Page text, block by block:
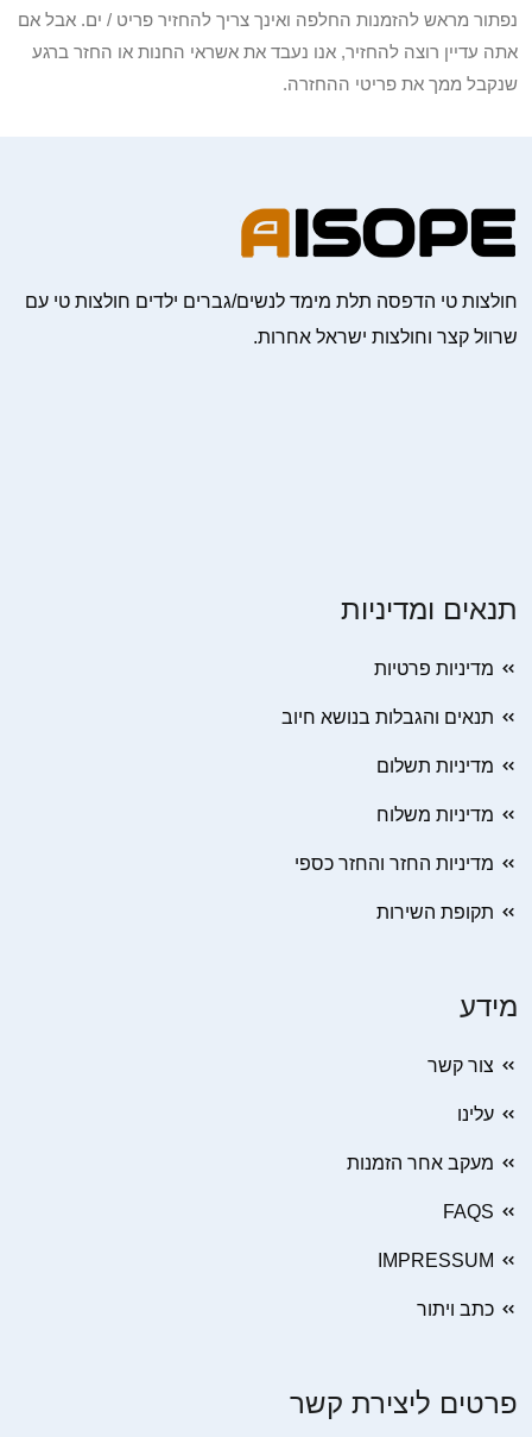
נפתור מראש להזמנות החלפה ואינך צריך להחזיר פריט / ים. אבל אם
אתה עדיין רוצה להחזיר, אנו נעבד את אשראי החנות או החזר ברגע
שנקבל ממך את פריטי ההחזרה.
חולצות טי הדפסה תלת מימד לנשים/גברים ילדים חולצות טי עם
שרוול קצר וחולצות ישראל אחרות.
תנאים ומדיניות
מדיניות פרטיות
תנאים והגבלות בנושא חיוב
מדיניות תשלום
מדיניות משלוח
מדיניות החזר והחזר כספי
תקופת השירות
מידע
צור קשר
עלינו
מעקב אחר הזמנות
FAQS
IMPRESSUM
כתב ויתור
פרטים ליצירת קשר